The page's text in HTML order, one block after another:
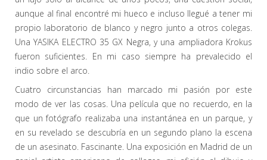
aunque al final encontré mi hueco e incluso llegué a tener mi
propio laboratorio de blanco y negro junto a otros colegas.
Una YASIKA ELECTRO 35 GX Negra, y una ampliadora Krokus
fueron suficientes. En mi caso siempre ha prevalecido el
indio sobre el arco.
Cuatro circunstancias han marcado mi pasión por este
modo de ver las cosas. Una película que no recuerdo, en la
que un fotógrafo realizaba una instantánea en un parque, y
en su revelado se descubría en un segundo plano la escena
de un asesinato. Fascinante. Una exposición en Madrid de un